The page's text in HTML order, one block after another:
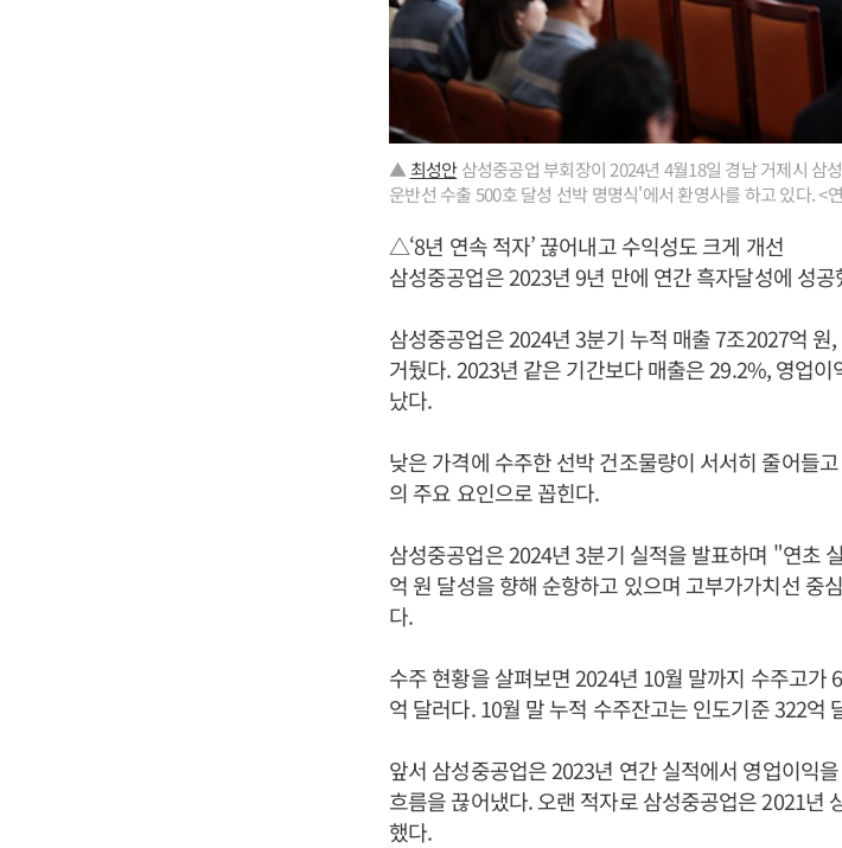
▲ 최성안삼성중공업 부회장이 2024년 4월18일 경남 거제시 삼
운반선 수출 500호 달성 선박 명명식'에서 환영사를 하고 있다. <
△‘8년 연속 적자’ 끊어내고 수익성도 크게 개선
삼성중공업은 2023년 9년 만에 연간 흑자달성에 성
삼성중공업은 2024년 3분기 누적 매출 7조2027억
거뒀다. 2023년 같은 기간보다 매출은 29.2%, 영업
났다.
낮은 가격에 수주한 선박 건조물량이 서서히 줄어들
의 주요 요인으로 꼽힌다.
삼성중공업은 2024년 3분기 실적을 발표하며 "연초
억 원 달성을 향해 순항하고 있으며 고부가가치선 중
다.
수주 현황을 살펴보면 2024년 10월 말까지 수주고가
억 달러다. 10월 말 누적 수주잔고는 인도기준 322억
앞서 삼성중공업은 2023년 연간 실적에서 영업이익
흐름을 끊어냈다. 오랜 적자로 삼성중공업은 2021년
했다.